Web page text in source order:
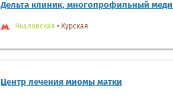
Дельта клиник, многопрофильный
Чкаловская • Курская
Центр лечения миомы матки